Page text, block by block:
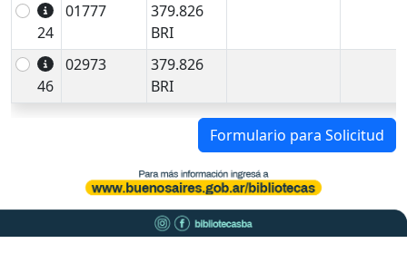
24
01777
379.826
BRI
46
02973
379.826
BRI
Formulario para Solicitud